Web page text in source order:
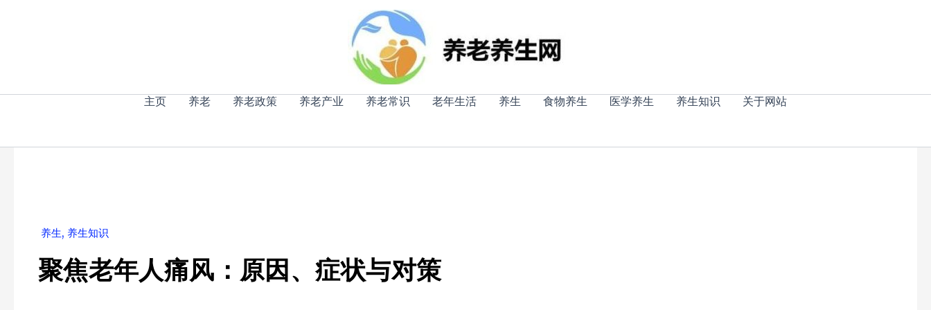
主页 养老 养老政策 养老产业 养老常识 老年生活 养生 食物养生 医学养生 养生知识 关于网站
养生, 养生知识
聚焦老年人痛风：原因、症状与对策